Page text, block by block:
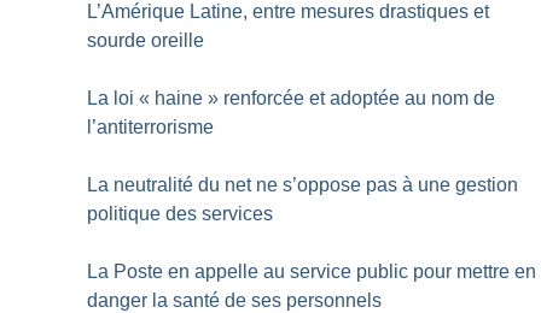
L’Amérique Latine, entre mesures drastiques et
sourde oreille
La loi « haine » renforcée et adoptée au nom de
l’antiterrorisme
La neutralité du net ne s’oppose pas à une gestion
politique des services
La Poste en appelle au service public pour mettre en
danger la santé de ses personnels